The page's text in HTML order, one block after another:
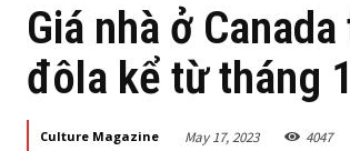
Giá nhà ở
đôla kể từ tháng 1
Culture Magazine May 17, 2023 4047